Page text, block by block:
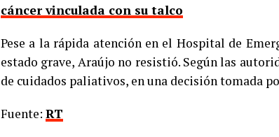
cáncer vinculada con su talco
Pese a la rápida atención en el Hospital de
estado grave, Araújo no resistió. Según las
de cuidados paliativos, en una decisión tomada
Fuente: RT